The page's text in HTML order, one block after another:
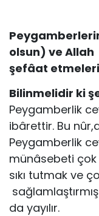
olsun) ve
şefâat
Bilinmelidir ki
Peygamberlik
ibârettir. Bu
Peygamberlik
münâsebeti çok
sıkı tutmak ve
da yayılır.